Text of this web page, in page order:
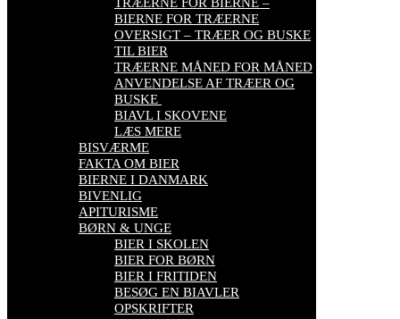
TRÆERNE FOR BIERNE –
BIERNE FOR TRÆERNE
OVERSIGT – TRÆER OG BUSKE
TIL BIER
TRÆERNE MÅNED FOR MÅNED
ANVENDELSE AF TRÆER OG
BUSKE
BIAVL I SKOVENE
LÆS MERE
BISVÆRME
FAKTA OM BIER
BIERNE I DANMARK
BIVENLIG
APITURISME
BØRN & UNGE
BIER I SKOLEN
BIER FOR BØRN
BIER I FRITIDEN
BESØG EN BIAVLER
OPSKRIFTER